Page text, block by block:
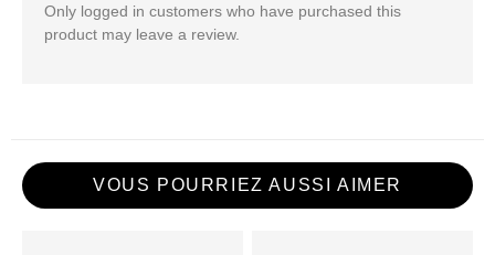
Only logged in customers who have purchased this
product may leave a review.
VOUS POURRIEZ AUSSI AIMER